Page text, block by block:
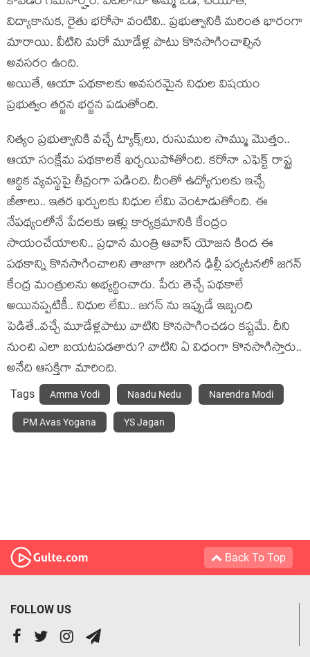
విద్యాకానుక‌, రైతు భ‌రోసా వంటివి.. ప్ర‌భుత్వానికి మ‌రింత భారంగా
మారాయి. వీటిని మ‌రో మూడేళ్ల పాటు కొన‌సాగించాల్సిన
అవ‌స‌రం ఉంది.
అయితే, ఆయా ప‌థ‌కాల‌కు అవ‌స‌ర‌మైన నిధుల విష‌యం
ప్ర‌భుత్వం త‌ర్జ‌న భ‌ర్జ‌న ప‌డుతోంది.
నిత్యం ప్ర‌భుత్వానికి వ‌చ్చే ట్యాక్స్‌లు, రుసుముల సొమ్ము మొత్తం..
ఆయా సంక్షేమ ప‌థ‌కాల‌కే ఖ‌ర్చ‌యిపోతోంది. క‌రోనా ఎఫెక్ట్ రాష్ట్ర
ఆర్థిక వ్య‌వ‌స్థ‌పై తీవ్రంగా ప‌డింది. దీంతో ఉద్యోగుల‌కు ఇచ్చే
జీతాలు.. ఇత‌ర ఖ‌ర్చుల‌కు నిధుల లేమి వెంటాడుతోంది. ఈ
నేప‌థ్యంలోనే పేద‌ల‌కు ఇళ్లు కార్య‌క్ర‌మానికి కేంద్రం
సాయంచేయాల‌ని.. ప్ర‌ధాన మంత్రి ఆవాస్ యోజ‌న కింద ఈ
ప‌థ‌కాన్ని కొనసాగించాలని తాజాగా జ‌రిగిన ఢిల్లీ ప‌ర్య‌ట‌న‌లో జ‌గ‌న్
కేంద్ర మంత్రుల‌ను అభ్య‌ర్థించారు. పేరు తెచ్చే ప‌థ‌కాలే
అయిన‌ప్ప‌టికీ.. నిధుల లేమి.. జ‌గ‌న్ ను ఇప్పుడే ఇబ్బంది
పెడితే..వచ్చే మూడేళ్ల‌పాటు వాటిని కొన‌సాగించ‌డం క‌ష్ట‌మే. దీని
నుంచి ఎలా బ‌య‌ట‌ప‌డ‌తారు? వాటిని ఏ విధంగా కొన‌సాగిస్తారు..
అనేది ఆస‌క్తిగా మారింది.
Tags Amma Vodi Naadu Nedu Narendra Modi
PM Avas Yogana YS Jagan
Back To Top
FOLLOW US